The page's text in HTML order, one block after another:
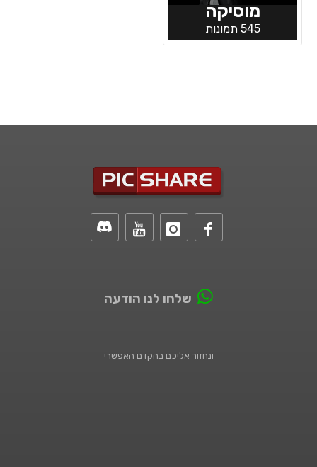
מוסיקה
545 תמונות
שלחו לנו הודעה
ונחזור אליכם בהקדם האפשרי